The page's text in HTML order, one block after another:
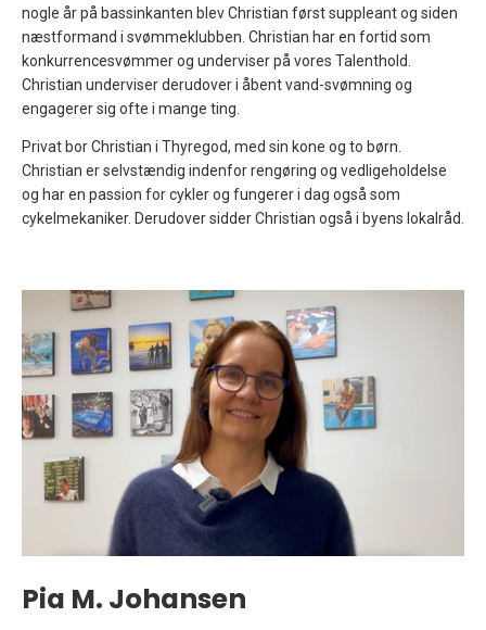
nogle år på bassinkanten blev Christian først suppleant og siden
næstformand i svømmeklubben. Christian har en fortid som
konkurrencesvømmer og underviser på vores Talenthold.
Christian underviser derudover i åbent vand-svømning og
engagerer sig ofte i mange ting.
Privat bor Christian i Thyregod, med sin kone og to børn.
Christian er selvstændig indenfor rengøring og vedligeholdelse
og har en passion for cykler og fungerer i dag også som
cykelmekaniker. Derudover sidder Christian også i byens lokalråd.
Pia M. Johansen